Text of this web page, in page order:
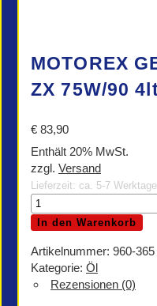
MOTOREX
ZX 75W/90
€ 83,90
Enthält 20% MwSt.
zzgl. Versand
Lieferzeit: ca. 5-7 Werktage
MOTOREX
GEAR
OIL
PRISMA
ZX
75W/90
In den Warenkorb
Artikelnummer: 960-365
Kategorie: Öl
Rezensionen (0)